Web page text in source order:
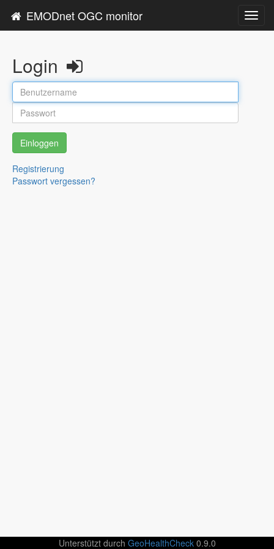
EMODnet OGC monitor
Login
Einloggen
Registrierung
Passwort vergessen?
Unterstützt durch GeoHealthCheck0.9.0